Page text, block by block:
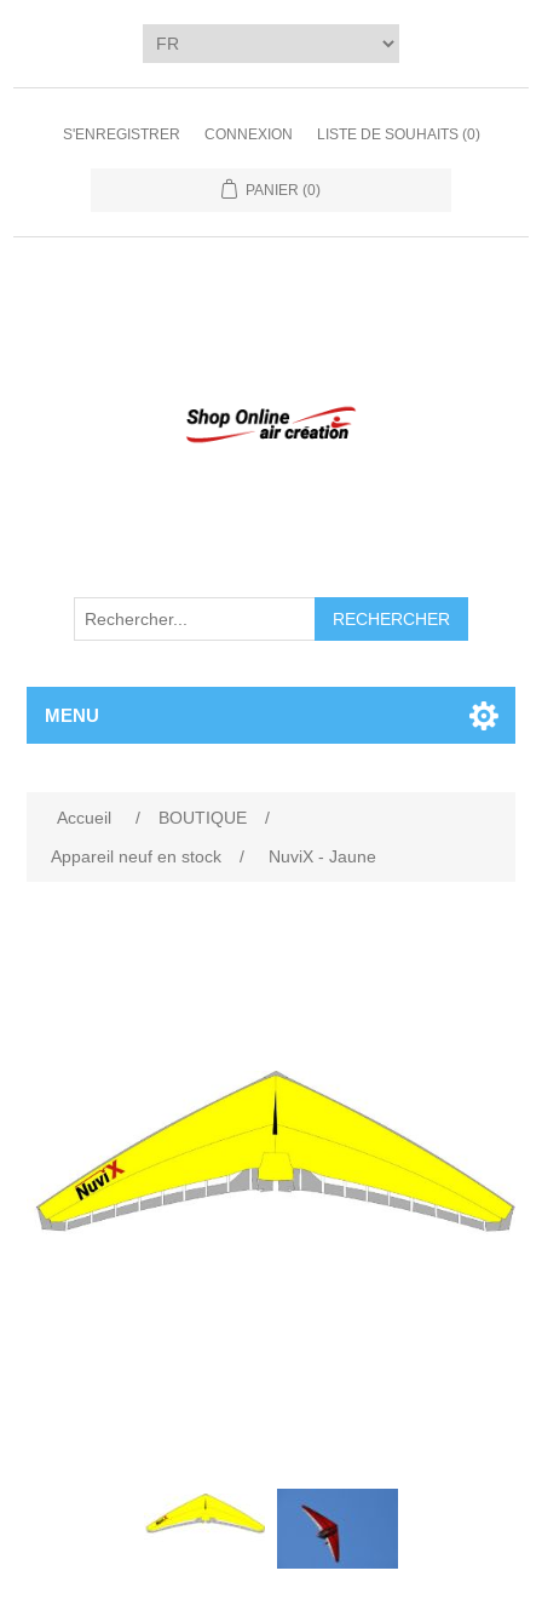
S'ENREGISTRER CONNEXION LISTE DE SOUHAITS (0)
PANIER (0)
RECHERCHER
MENU
Accueil / BOUTIQUE
/
Appareil neuf en stock
/ NuviX - Jaune